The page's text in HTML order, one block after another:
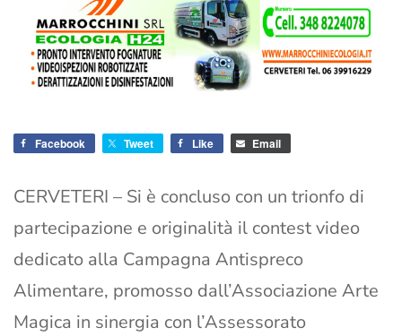
Facebook Tweet Like Email
CERVETERI – Si è concluso con un trionfo di
partecipazione e originalità il contest video
dedicato alla Campagna Antispreco
Alimentare, promosso dall’Associazione Arte
Magica in sinergia con l’Assessorato